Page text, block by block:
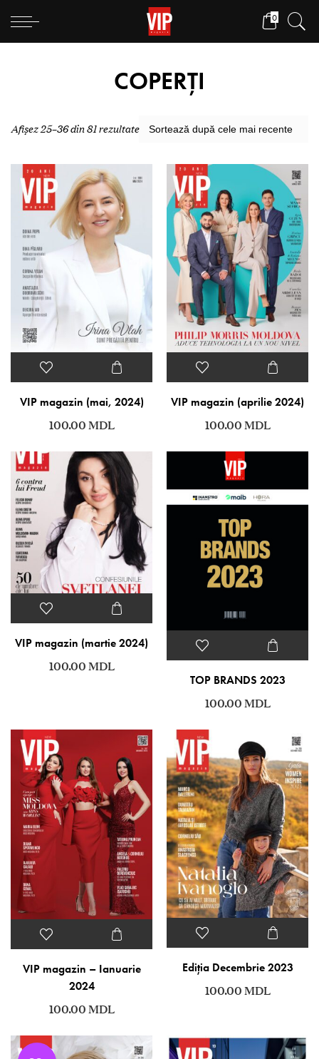
0
COPERȚI
Afișez 25–36 din 81 rezultate
VIP magazin (mai, 2024)
100.00 MDL
VIP magazin (aprilie 2024)
100.00 MDL
VIP magazin (martie 2024)
100.00 MDL
TOP BRANDS 2023
100.00 MDL
VIP magazin – Ianuarie
2024
100.00 MDL
Ediția Decembrie 2023
100.00 MDL